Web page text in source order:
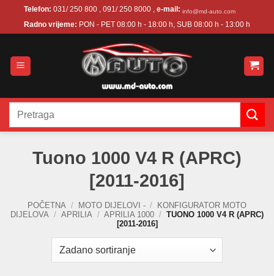
Telefon: 031/ 250 800 , 091/ 250 8000 , e-mail: info@md-auto.com
Radno vrijeme: PON - PET 08:00 h - 18:00 h, SUB 08:00 h - 13:00 h
Pretraži:
Tuono 1000 V4 R (APRC)
[2011-2016]
POČETNA / MOTO DIJELOVI - /
KONFIGURATOR MOTO
DIJELOVA / APRILIA / APRILIA 1000 / TUONO 1000 V4 R (APRC)
[2011-2016]